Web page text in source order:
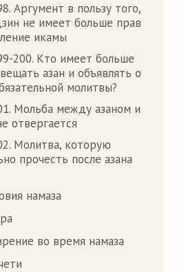
Аргумент в пользу того,
не имеет больше прав
икамы
200. Кто имеет больше
азан и объявлять о
молитвы?
Мольба между азаном и
отвергается
Молитва, которую
прочесть после азана
намаза
во время намаза